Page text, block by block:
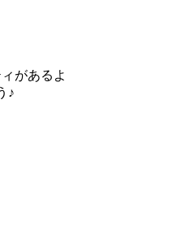
があるよ
♪